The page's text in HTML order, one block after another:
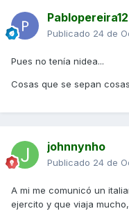
Pablopereira12
Publicado 24 de
Pues no tenía nidea...
Cosas que se sepan
johnnynho
Publicado 24 de
A mi me comunicó un
ejercito y que viaja